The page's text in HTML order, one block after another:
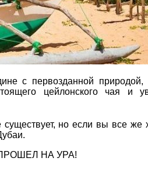
Пн. - Пт. 9:00
Сб 10:00 -
с первозданной природой,
цейлонского чая и
но если вы все же
НА УРА!